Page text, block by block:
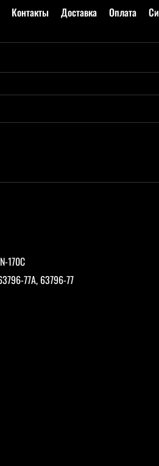
Контакты Доставка Оплата
170C
77A, 63796-77